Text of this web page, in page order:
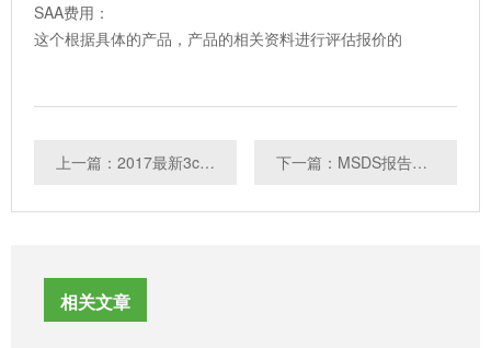
SAA费用：
这个根据具体的产品，产品的相关资料进行评估报价的
上一篇：2017最新3c强制性认证目录 下一篇：MSDS报告哪里可以做？MSDS报告需要多少费用？
相关文章